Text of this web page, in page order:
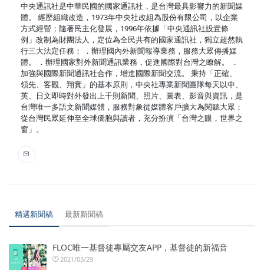
中央通訊社是中華民國的國家通訊社，是台灣最具影響力的新聞媒
體。 經歷組織改造，1973年中央社改組為股份有限公司，以企業
方式經營；隨著民主化發展，1996年依據「中央通訊社設置條
例」改制為財團法人，定位為全民共有的國家通訊社，獨立超然執
行三大法定任務： ．辦理國內外新聞報導業務，服務大眾傳播媒
體。 ．辦理國家對外新聞通訊業務，促進國際對台灣之瞭解。 ．
加強與國際新聞通訊社合作，增進國際新聞交流。 秉持「正確、
領先、客觀、翔實」的基本原則，中央社專業新聞團隊每天以中、
英、日文即時對外發出上千則新聞、照片、圖表、影音與資訊，是
台灣唯一多語文新聞媒體，服務對象從媒體客戶擴大為閱聽大眾；
從台灣民眾延伸至全球僑胞與讀者，充分扮演「台灣之眼，世界之
窗」。
精選新聞稿 最新新聞稿
FLOC唯一基督徒專屬交友APP，基督徒的新福音
2021/03/29